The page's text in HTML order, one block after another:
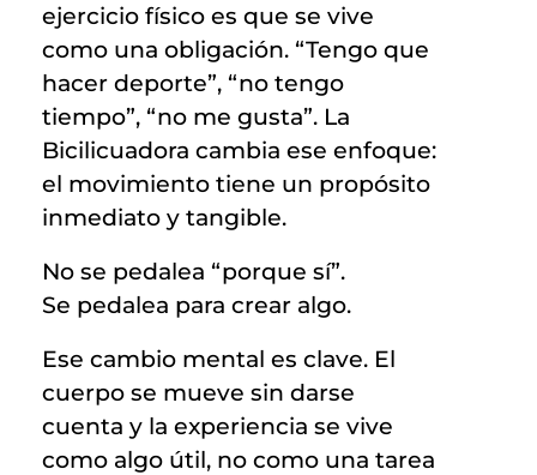
ejercicio físico es que se vive
como una obligación. “Tengo que
hacer deporte”, “no tengo
tiempo”, “no me gusta”. La
Bicilicuadora cambia ese enfoque:
el movimiento tiene un propósito
inmediato y tangible.
No se pedalea “porque sí”.
Se pedalea para crear algo.
Ese cambio mental es clave. El
cuerpo se mueve sin darse
cuenta y la experiencia se vive
como algo útil, no como una tarea